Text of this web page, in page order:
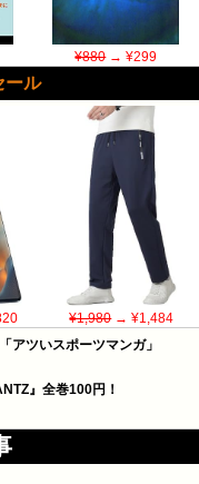
¥880→ ¥299
ール
¥1,980→ ¥1,484
アツいスポーツマンガ」
』全巻100円！